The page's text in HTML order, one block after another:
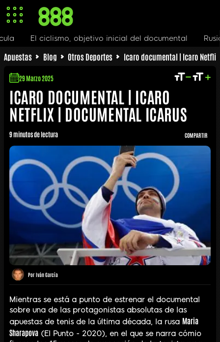
Apuestas Blog Otros Deportes Icaro documental | Icaro
ICARO DOCUMENTAL | ICARO
NETFLIX | DOCUMENTAL ICARUS
29 Marzo 2025
9 minutos de lectura
Por Iván García
COMPARTIR
Mientras se está a punto de estrenar el documental
sobre una de las protagonistas absolutas de las
apuestas de tenis de la última década, la rusa Maria
Sharapova (El Punto - 2020), en el que se narra cómio
ciclismo, objetivo inicial del documental Rusia y sus